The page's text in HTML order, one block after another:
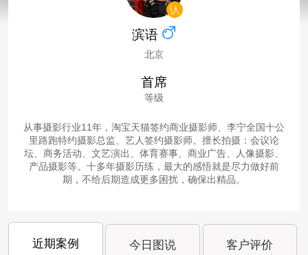
滨语
北京
首席
等级
从事摄影行业11年，淘宝天猫签约商业摄影师、李宁全国十公
里路跑特约摄影总监、艺人签约摄影师。擅长拍摄：会议论
坛、商务活动、文艺演出、体育赛事、商业广告、人像摄影、
产品摄影等。十多年摄影历练，最大的感悟就是尽力做好前
期，不给后期造成更多困扰，确保出精品。
近期案例 今日图说 客户评价